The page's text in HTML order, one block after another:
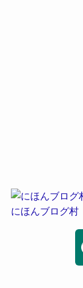
にほんブログ村